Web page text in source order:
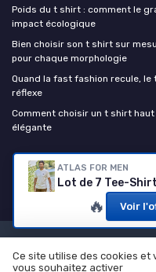
ATLAS FOR MEN
🔥 Voir
Poids du t shirt : comment le
impact écologique
Bien choisir son t shirt sur
pour chaque morphologie
Quand la fast fashion recule,
réflexe
Comment choisir un t shirt
élégante
le t-shirt
Ce site utilise des cookies et
vous souhaitez activer